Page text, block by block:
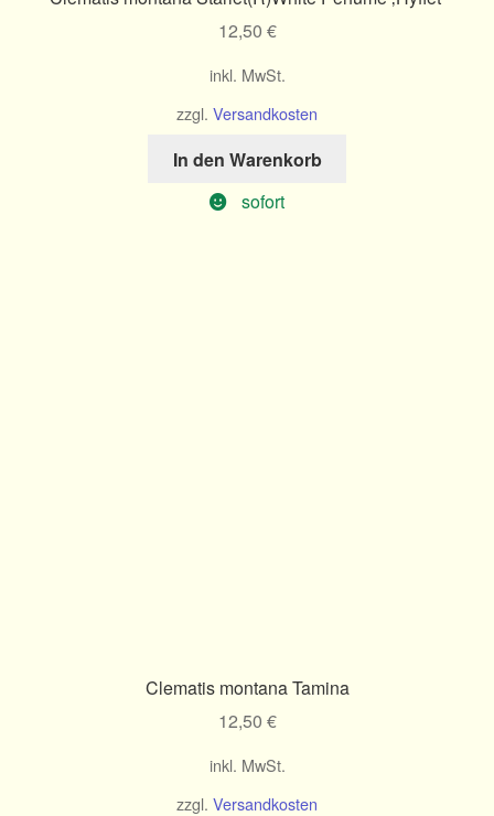
12,50 €
inkl. MwSt.
zzgl. Versandkosten
In den Warenkorb
sofort
Clematis montana Tamina
12,50 €
inkl. MwSt.
zzgl. Versandkosten